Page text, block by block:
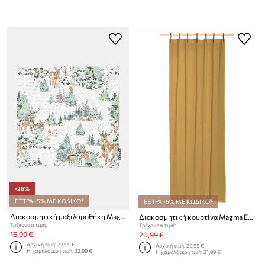
-26%
ΕΞΤΡΑ -5% ΜΕ ΚΩΔΙΚΟ*
Τρέχουσα τιμή:
16,99 €
Αρχική τιμή:22,99 €
Η χαμηλότερη τιμή:22,99 €
ΕΞΤΡΑ -5% ΜΕ ΚΩΔΙΚΟ*
Διακοσμητική κουρτίνα Magma Evi Curtain
Τρέχουσα τιμή:
20,99 €
Αρχική τιμή:29,99 €
Η χαμηλότερη τιμή:21,99 €